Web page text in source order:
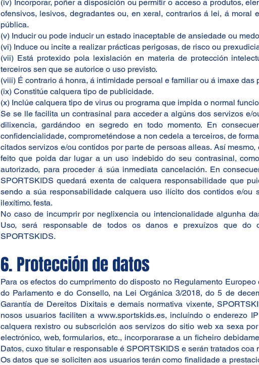
(iv) Incorporar, poñer a disposición ou permitir o acceso a produtos,
ofensivos, lesivos, degradantes ou, en xeral, contrarios á lei, á moral
pública.
(v) Inducir ou pode inducir un estado inaceptable de ansiedade ou
(vi) Induce ou incite a realizar prácticas perigosas, de risco ou
(vii) Está protexido pola lexislación en materia de protección
terceiros sen que se autorice o uso previsto.
(viii) É contrario á honra, á intimidade persoal e familiar ou á imaxe das
(ix) Constitúe calquera tipo de publicidade.
(x) Inclúe calquera tipo de virus ou programa que impida o normal
Se se lle facilita un contrasinal para acceder a algúns dos servizos e/
dilixencia, gardándoo en segredo en todo momento. En
confidencialidade, comprometéndose a non cedela a terceiros, de
citados servizos e/ou contidos por parte de persoas alleas. Así
feito que poida dar lugar a un uso indebido do seu contrasinal,
autorizado, para proceder á súa inmediata cancelación. En
SPORTSKIDS quedará exenta de calquera responsabilidade que
sendo a súa responsabilidade calquera uso ilícito dos contidos e/
ilexítimo. festa.
No caso de incumprir por neglixencia ou intencionalidade algunha
Uso, será responsable de todos os danos e prexuízos que do
SPORTSKIDS.
6. Protección de datos
Para os efectos do cumprimento do disposto no Regulamento
do Parlamento e do Consello, na Lei Orgánica 3/2018, do 5 de
Garantía de Dereitos Dixitais e demais normativa vixente,
nosos usuarios faciliten a www.sportskids.es, incluíndo o enderezo
calquera rexistro ou subscrición aos servizos do sitio web xa sexa
electrónico, web, formularios, etc., incorporarase a un ficheiro
Datos, cuxo titular e responsable é SPORTSKIDS e serán tratados coa
Os datos que se soliciten aos usuarios terán como finalidade a